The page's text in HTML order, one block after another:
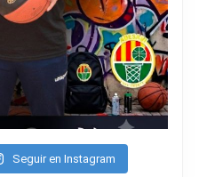
Seguir en Instagram